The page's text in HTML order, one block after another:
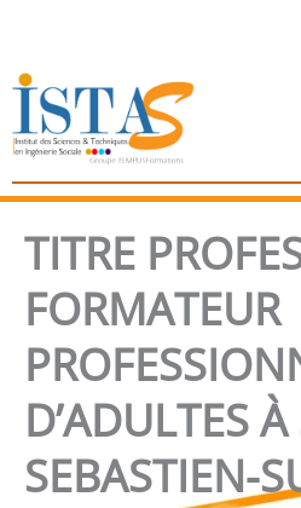
contenu
📅 PRENDRE
TITRE
FORMATEUR
D’ADULTES
SEBASTIEN-